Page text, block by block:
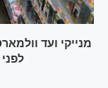
מנייקי ועד